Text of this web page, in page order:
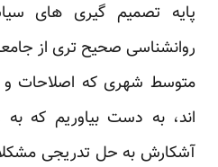
پایه تصمیم گیری های
روانشناسی صحیح تری از
متوسط شهری که اصلاحات و
اند، به دست بیاوریم که
آشکارش به حل تدریجی